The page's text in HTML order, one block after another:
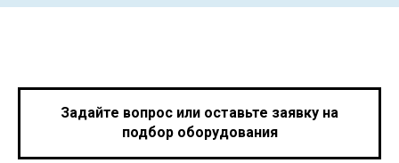
Задайте вопрос или оставьте заявку на
подбор оборудования